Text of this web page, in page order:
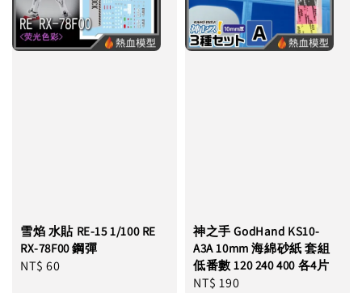
雪焰 水貼 RE-15 1/100 RE
RX-78F00 鋼彈
Regular
NT$ 60
神之手 GodHand KS10-
A3A 10mm 海綿砂紙 套組
低番數 120 240 400 各4片
Regular
NT$ 190